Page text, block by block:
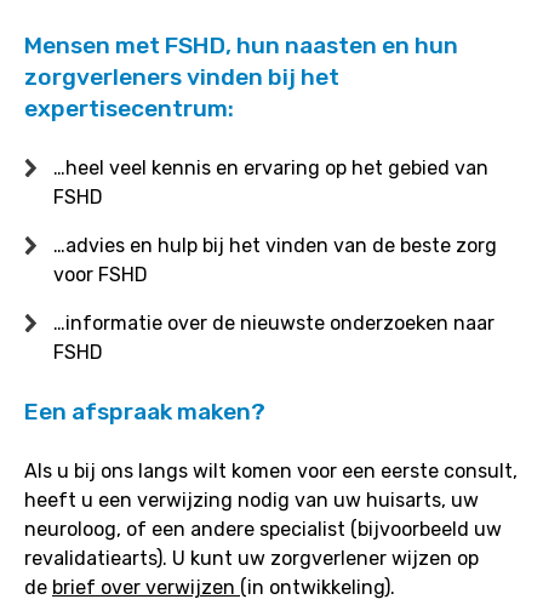
Mensen met FSHD, hun naasten en hun
zorgverleners vinden bij het
expertisecentrum:
…heel veel kennis en ervaring op het gebied van
FSHD
…advies en hulp bij het vinden van de beste zorg
voor FSHD
…informatie over de nieuwste onderzoeken naar
FSHD
Een afspraak maken?
Als u bij ons langs wilt komen voor een eerste consult,
heeft u een verwijzing nodig van uw huisarts, uw
neuroloog, of een andere specialist (bijvoorbeeld uw
revalidatiearts). U kunt uw zorgverlener wijzen op
de brief over verwijzen (in ontwikkeling).